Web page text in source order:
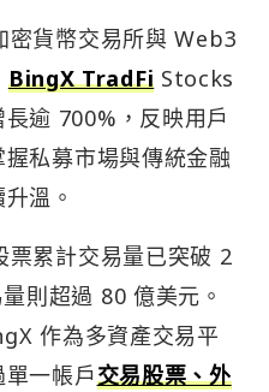
密貨幣交易所與 Web3
BingX TradFi Stocks
逾 700%，反映用戶
私募市場與傳統金融
溫。
累計交易量已突破 2
則超過 80 億美元。
作為多資產交易平
一帳戶交易股票、外